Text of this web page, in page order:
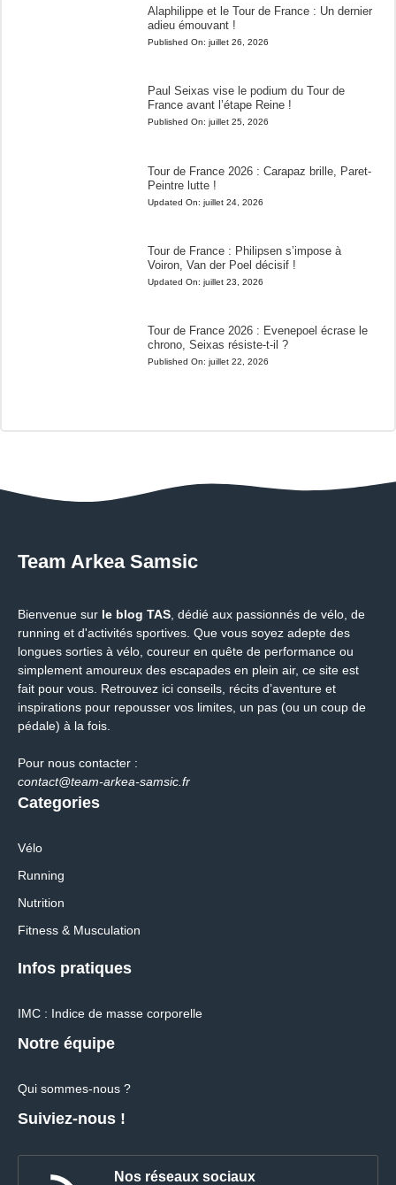
Alaphilippe et le Tour de France : Un dernier
adieu émouvant !
Published On: juillet 26, 2026
Paul Seixas vise le podium du Tour de
France avant l’étape Reine !
Published On: juillet 25, 2026
Tour de France 2026 : Carapaz brille, Paret-
Peintre lutte !
Updated On: juillet 24, 2026
Tour de France : Philipsen s’impose à
Voiron, Van der Poel décisif !
Updated On: juillet 23, 2026
Tour de France 2026 : Evenepoel écrase le
chrono, Seixas résiste-t-il ?
Published On: juillet 22, 2026
Team Arkea Samsic
Bienvenue sur le blog TAS , dédié aux passionnés de vélo, de
running et d'activités sportives. Que vous soyez adepte des
longues sorties à vélo, coureur en quête de performance ou
simplement amoureux des escapades en plein air, ce site est
fait pour vous. Retrouvez ici conseils, récits d’aventure et
inspirations pour repousser vos limites, un pas (ou un coup de
pédale) à la fois.
Pour nous contacter :
contact@team-arkea-samsic.fr
Categories
Vélo
Running
Nutrition
Fitness & Musculation
Infos pratiques
IMC : Indice de masse corporelle
Notre équipe
Qui sommes-nous ?
Suiviez-nous !
Nos réseaux sociaux